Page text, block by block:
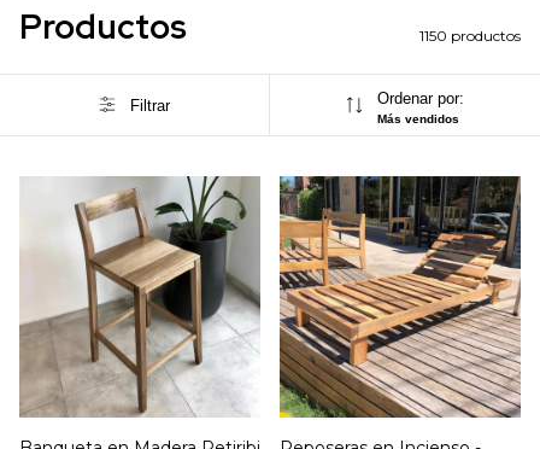
Productos 1150 productos
Filtrar Ordenar por:
Más vendidos